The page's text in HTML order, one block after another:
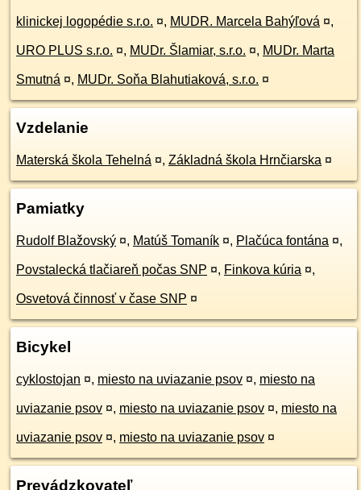
klinickej logopédie s.r.o. ¤, MUDR. Marcela Bahýľová ¤,
URO PLUS s.r.o. ¤, MUDr. Šlamiar, s.r.o. ¤, MUDr. Marta
Smutná ¤, MUDr. Soňa Blahutiaková, s.r.o. ¤
Vzdelanie
Materská škola Tehelná ¤, Základná škola Hrnčiarska ¤
Pamiatky
Rudolf Blažovský ¤, Matúš Tomaník ¤, Plačúca fontána ¤,
Povstalecká tlačiareň počas SNP ¤, Finkova kúria ¤,
Osvetová činnosť v čase SNP ¤
Bicykel
cyklostojan ¤, miesto na uviazanie psov ¤, miesto na
uviazanie psov ¤, miesto na uviazanie psov ¤, miesto na
uviazanie psov ¤, miesto na uviazanie psov ¤
Prevádzkovateľ